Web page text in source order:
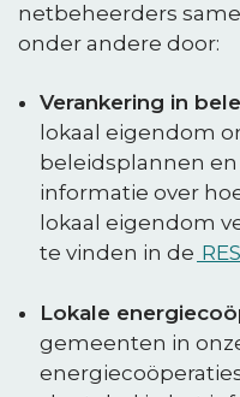
netbeheerders
onder andere door:
Verankering in
lokaal eigendom
beleidsplannen
informatie over
lokaal eigendom
te vinden in de
Lokale
gemeenten in